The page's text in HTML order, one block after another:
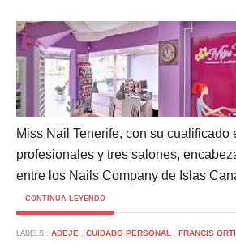
Miss Nail Tenerife, con su cualificado
profesionales y tres salones,
entre los Nails Company de Islas
CONTINUA LEYENDO
LABELS : ADEJE , CUIDADO PERSONAL , FRANCIS